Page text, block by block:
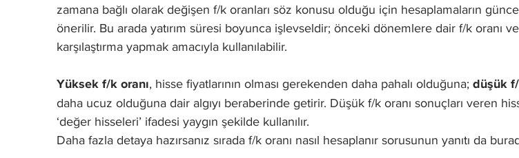
zamana bağlı olarak değişen f/k oranları söz konusu olduğu için hesaplamaların
önerilir. Bu arada yatırım süresi boyunca işlevseldir; önceki dönemlere dair f/k oranı
karşılaştırma yapmak amacıyla kullanılabilir.
Yüksek f/k oranı, hisse fiyatlarının olması gerekenden daha pahalı olduğuna; düşük
daha ucuz olduğuna dair algıyı beraberinde getirir. Düşük f/k oranı sonuçları veren
‘değer hisseleri’ ifadesi yaygın şekilde kullanılır.
Daha fazla detaya hazırsanız sırada f/k oranı nasıl hesaplanır sorusunun yanıtı da